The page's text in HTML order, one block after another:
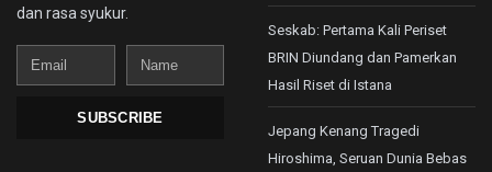
dan rasa syukur.
Email
Name
SUBSCRIBE
Seskab: Pertama Kali Periset
BRIN Diundang dan Pamerkan
Hasil Riset di Istana
Jepang Kenang Tragedi
Hiroshima, Seruan Dunia Bebas